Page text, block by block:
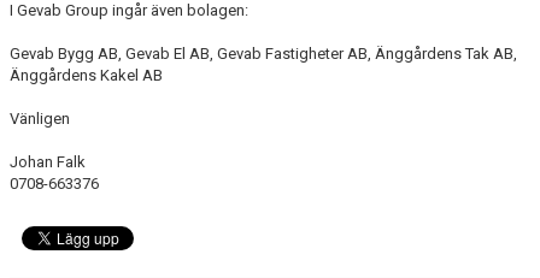
I Gevab Group ingår även bolagen:
Gevab Bygg AB, Gevab El AB, Gevab Fastigheter AB, Änggårdens Tak AB,
Änggårdens Kakel AB
Vänligen
Johan Falk
0708-663376